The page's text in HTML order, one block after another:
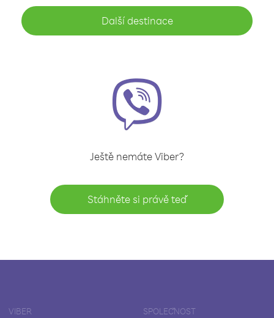
Další destinace
Ještě nemáte Viber?
Stáhněte si právě teď
VIBER SPOLEČNOST